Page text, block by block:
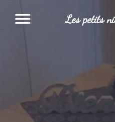
Les petits